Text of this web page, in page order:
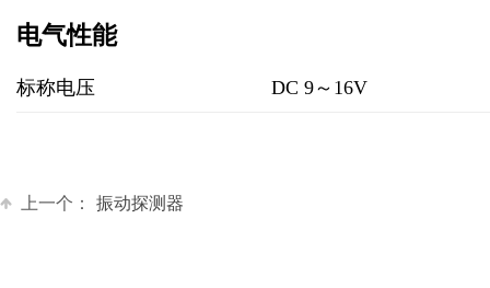
电气性能
标称电压 DC 9～16V
上一个： 振动探测器